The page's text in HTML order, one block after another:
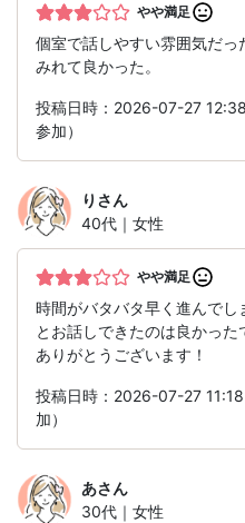
やや満足
個室で話しやすい雰囲気だ
みれて良かった。
投稿日時：2026-07-27
参加）
り さん
40代｜女性
やや満足
時間がバタバタ早く進んで
とお話しできたのは良かった
ありがとうございます！
投稿日時：2026-07-27
加）
あさん
30代｜女性